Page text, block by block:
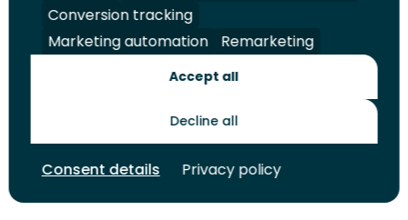
ons
op
LinkedIn
ons
op
Facebook
ons
op
YouTube
ons
op
Instagram
Juridisch Security A-Z Index
Contact
Toekomstmakers
Conversion tracking
Marketing automation
Remarketing
Accept all
Decline all
Consent details Privacy policy